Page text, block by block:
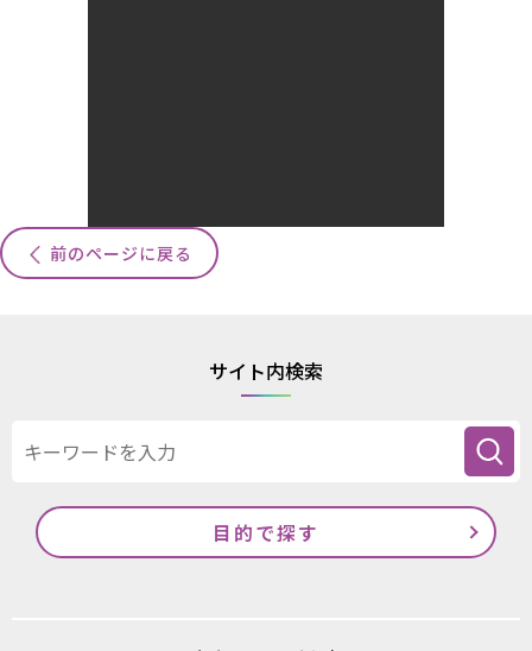
前のページに戻る
サイト内検索
目的で探す